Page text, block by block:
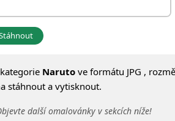
Narutove formátu JPG ,
stáhnout a vytisknout.
další omalovánky v sekcích níže!